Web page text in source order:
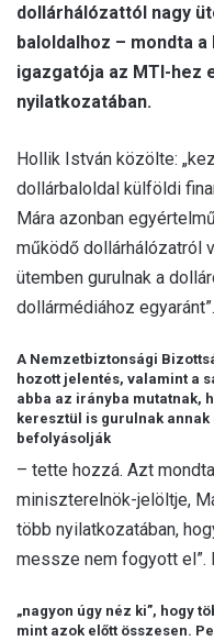
dollárhálózattól nagy
baloldalhoz – mondta
igazgatója az MTI-hez
nyilatkozatában.
Hollik István közölte:
dollárbaloldal külföldi
Mára azonban
működő dollárhálózatról
ütemben gurulnak a
dollármédiához egyaránt”.
A Nemzetbiztonsági
hozott jelentés, valamint a
abba az irányba mutatnak,
keresztül is gurulnak
befolyásolják
– tette hozzá. Azt
miniszterelnök-jelöltje,
több nyilatkozatában,
messze nem fogyott
„nagyon úgy néz ki”, hogy
mint azok előtt összesen.